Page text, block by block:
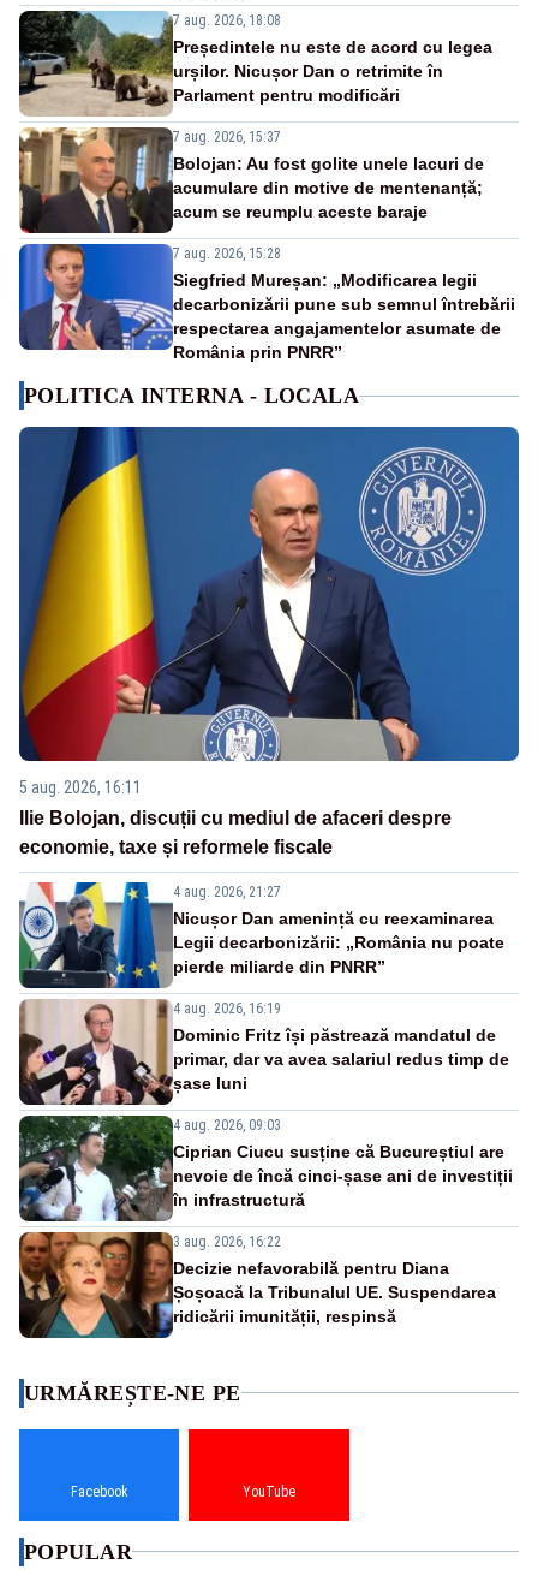
7 aug. 2026, 18:08
Președintele nu este de acord cu legea
urșilor. Nicușor Dan o retrimite în
Parlament pentru modificări
7 aug. 2026, 15:37
Bolojan: Au fost golite unele lacuri de
acumulare din motive de mentenanță;
acum se reumplu aceste baraje
7 aug. 2026, 15:28
Siegfried Mureșan: „Modificarea legii
decarbonizării pune sub semnul întrebării
respectarea angajamentelor asumate de
România prin PNRR”
POLITICA INTERNA - LOCALA
5 aug. 2026, 16:11
Ilie Bolojan, discuții cu mediul de afaceri despre
economie, taxe și reformele fiscale
4 aug. 2026, 21:27
Nicușor Dan amenință cu reexaminarea
Legii decarbonizării: „România nu poate
pierde miliarde din PNRR”
4 aug. 2026, 16:19
Dominic Fritz își păstrează mandatul de
primar, dar va avea salariul redus timp de
șase luni
4 aug. 2026, 09:03
Ciprian Ciucu susține că Bucureștiul are
nevoie de încă cinci-șase ani de investiții
în infrastructură
3 aug. 2026, 16:22
Decizie nefavorabilă pentru Diana
Șoșoacă la Tribunalul UE. Suspendarea
ridicării imunității, respinsă
URMĂREȘTE-NE PE
Facebook YouTube
POPULAR